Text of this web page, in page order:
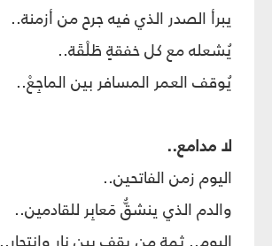
يبرأ الصدر الذي فيه جرح من أزمنة..
يُشعله مع كل خفقةٍ طَلْقَة..
يُوقف العمر المسافر بين الماجِعْ..
لا مدامع..
اليوم زمن الفاتحين..
والدم الذي ينشقُّ مَعابِر للقادمين..